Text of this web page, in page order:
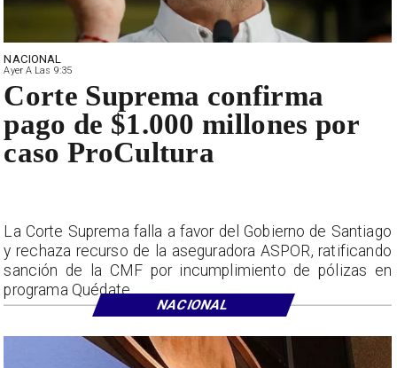
NACIONAL
Ayer A Las 9:35
Corte Suprema confirma
pago de $1.000 millones por
caso ProCultura
La Corte Suprema falla a favor del Gobierno de Santiago
y rechaza recurso de la aseguradora ASPOR, ratificando
sanción de la CMF por incumplimiento de pólizas en
programa Quédate.
NACIONAL